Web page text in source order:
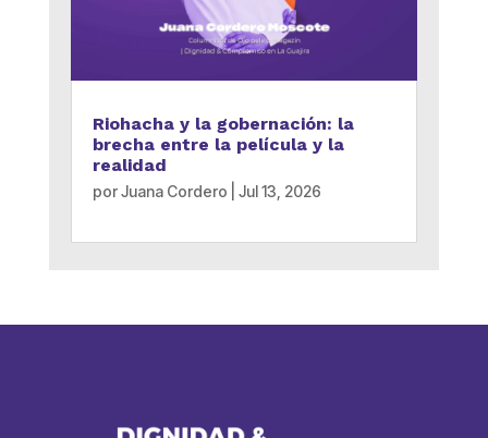
Riohacha y la gobernación: la
brecha entre la película y la
realidad
porJuana Cordero Jul 13, 2026